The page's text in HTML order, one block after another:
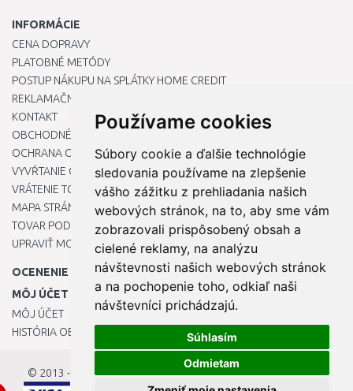
Používame cookies
Súbory cookie a ďalšie technológie
sledovania používame na zlepšenie
vášho zážitku z prehliadania našich
webových stránok, na to, aby sme vám
zobrazovali prispôsobený obsah a
cielené reklamy, na analýzu
návštevnosti našich webových stránok
a na pochopenie toho, odkiaľ naši
návštevníci prichádzajú.
Súhlasím
Odmietam
INFORMÁCIE
CENA DOPRAVY
PLATOBNÉ METÓDY
POSTUP NÁKUPU NA SPLÁTKY HOME CREDIT
REKLAMAČNÝ PORIADOK
KONTAKT
OBCHODNÉ PODMIENKY
OCHRANA OSOBNÝCH ÚDAJOV
VYVŔTANIE OTVORU DO DREZU PRE KUCHYNSKÚ BATÉRIU
VRÁTENIE TOVARU / REKLAMÁCIE
MAPA STRÁNOK
TOVAR PODĽA ZNAČIEK
UPRAVIŤ MOJE PREDVOĽBY COOKIES
OCENENIE
MÔJ ÚČET
MÔJ ÚČET
HISTÓRIA OBJEDNÁVOK
© 2013 - 2026OKmarket.sk